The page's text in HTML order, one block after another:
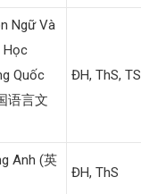
Ngữ Và
Học
Quốc
语言文
ĐH, ThS, TS
Anh (英
ĐH, ThS